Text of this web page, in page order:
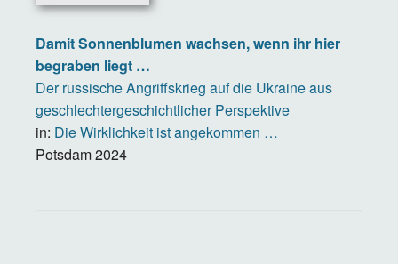
Damit Sonnenblumen wachsen, wenn ihr hier
begraben liegt …
Der russische Angriffskrieg auf die Ukraine aus
geschlechtergeschichtlicher Perspektive
in: Die Wirklichkeit ist angekommen …
Potsdam2024